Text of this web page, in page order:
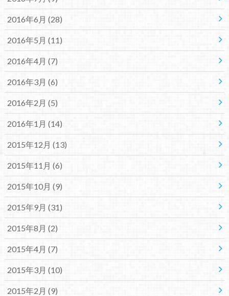
2016年6月 (28)
2016年5月 (11)
2016年4月 (7)
2016年3月 (6)
2016年2月 (5)
2016年1月 (14)
2015年12月 (13)
2015年11月 (6)
2015年10月 (9)
2015年9月 (31)
2015年8月 (2)
2015年4月 (7)
2015年3月 (10)
2015年2月 (9)